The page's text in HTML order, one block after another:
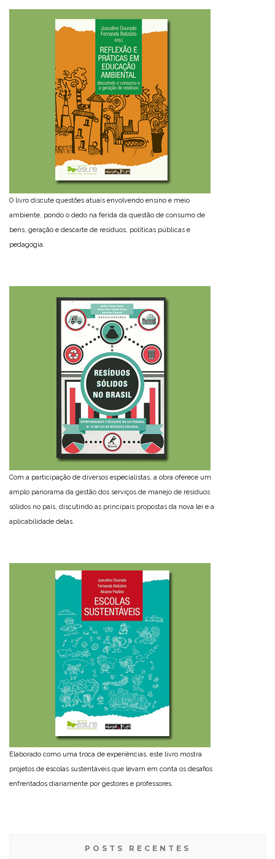
O livro discute questões atuais envolvendo ensino e meio
ambiente, pondo o dedo na ferida da questão de consumo de
bens, geração e descarte de resíduos, políticas públicas e
pedagogia.
Com a participação de diversos especialistas, a obra oferece um
amplo panorama da gestão dos serviços de manejo de resíduos
sólidos no país, discutindo as principais propostas da nova lei e a
aplicabilidade delas.
Elaborado como uma troca de experiências, este livro mostra
projetos de escolas sustentáveis que levam em conta os desafios
enfrentados diariamente por gestores e professores.
POSTS RECENTES